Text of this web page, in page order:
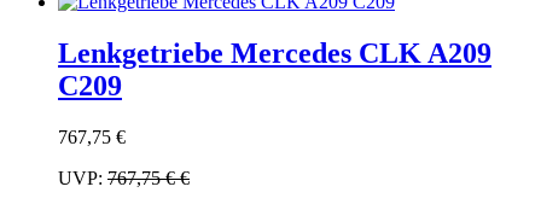
Lenkgetriebe Mercedes CLK A209
C209
767,75 €
UVP: 767,75 €€